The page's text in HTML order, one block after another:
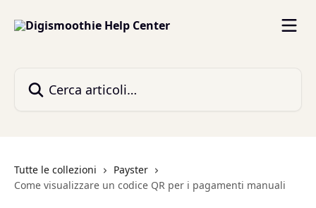
Tutte le collezioni
Payster
Come visualizzare un codice QR per i pagamenti manuali